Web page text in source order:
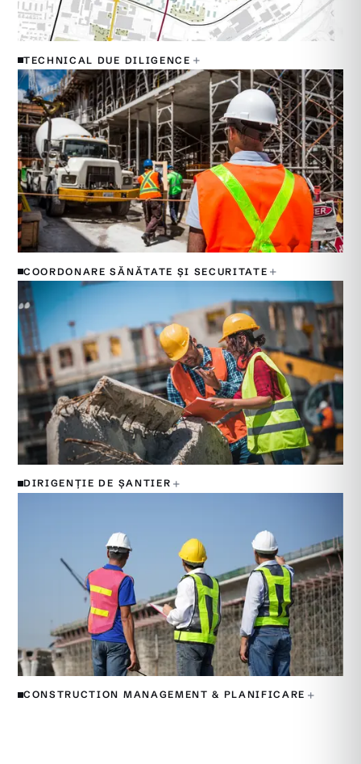
TECHNICAL DUE DILIGENCE +
COORDONARE SĂNĂTATE ȘI SECURITATE +
DIRIGENȚIE DE ȘANTIER +
CONSTRUCTION MANAGEMENT & PLANIFICARE +